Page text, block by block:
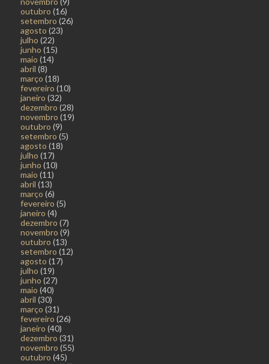
outubro (16)
setembro (26)
agosto (23)
julho (22)
junho (15)
maio (14)
abril (8)
março (18)
fevereiro (10)
janeiro (32)
dezembro (28)
novembro (19)
outubro (9)
setembro (5)
agosto (18)
julho (17)
junho (10)
maio (11)
abril (13)
março (6)
fevereiro (5)
janeiro (4)
dezembro (7)
novembro (9)
outubro (13)
setembro (12)
agosto (17)
julho (19)
junho (27)
maio (40)
abril (30)
março (31)
fevereiro (26)
janeiro (40)
dezembro (31)
novembro (55)
outubro (45)